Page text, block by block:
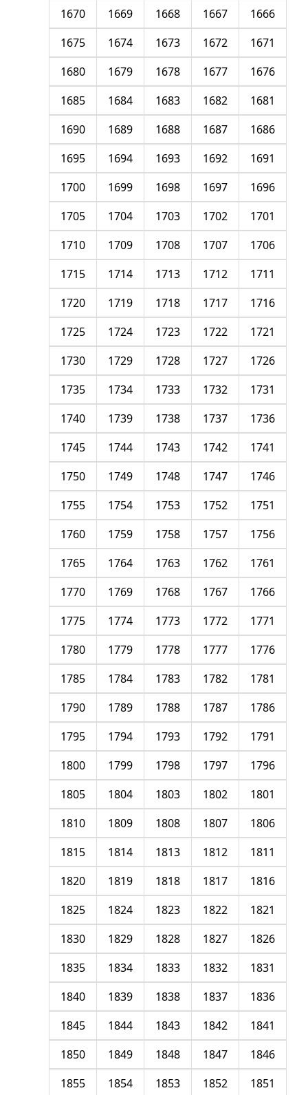
1666
1667
1668
1669
1670
1671
1672
1673
1674
1675
1676
1677
1678
1679
1680
1681
1682
1683
1684
1685
1686
1687
1688
1689
1690
1691
1692
1693
1694
1695
1696
1697
1698
1699
1700
1701
1702
1703
1704
1705
1706
1707
1708
1709
1710
1711
1712
1713
1714
1715
1716
1717
1718
1719
1720
1721
1722
1723
1724
1725
1726
1727
1728
1729
1730
1731
1732
1733
1734
1735
1736
1737
1738
1739
1740
1741
1742
1743
1744
1745
1746
1747
1748
1749
1750
1751
1752
1753
1754
1755
1756
1757
1758
1759
1760
1761
1762
1763
1764
1765
1766
1767
1768
1769
1770
1771
1772
1773
1774
1775
1776
1777
1778
1779
1780
1781
1782
1783
1784
1785
1786
1787
1788
1789
1790
1791
1792
1793
1794
1795
1796
1797
1798
1799
1800
1801
1802
1803
1804
1805
1806
1807
1808
1809
1810
1811
1812
1813
1814
1815
1816
1817
1818
1819
1820
1821
1822
1823
1824
1825
1826
1827
1828
1829
1830
1831
1832
1833
1834
1835
1836
1837
1838
1839
1840
1841
1842
1843
1844
1845
1846
1847
1848
1849
1850
1851
1852
1853
1854
1855